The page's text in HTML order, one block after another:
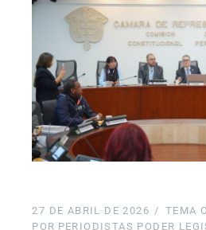
27 DE ABRIL DE 2026
TEMA
POR PERIODISTAS PODER